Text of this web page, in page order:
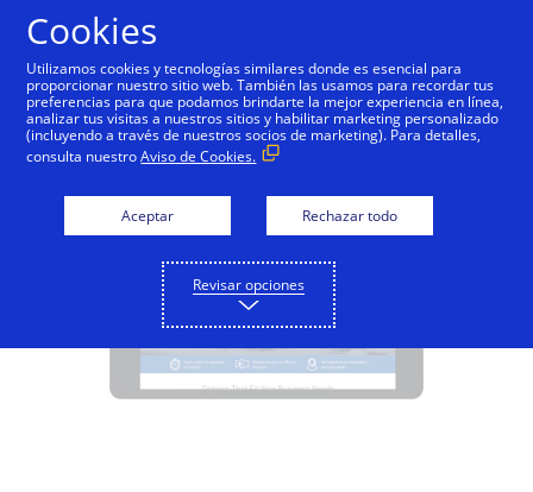
Visa Direct y préstamos
Cookies
Utilizamos cookies y tecnologías similares donde es esencial para
proporcionar nuestro sitio web. También las usamos para recordar tus
preferencias para que podamos brindarte la mejor experiencia en línea,
analizar tus visitas a nuestros sitios y habilitar marketing personalizado
(incluyendo a través de nuestros socios de marketing). Para detalles,
consulta nuestroAviso de Cookies.
Aceptar Rechazar todo
Revisar opciones